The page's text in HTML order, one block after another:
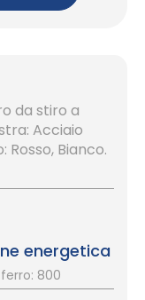
da stiro a
Acciaio
Bianco.
energetica
800